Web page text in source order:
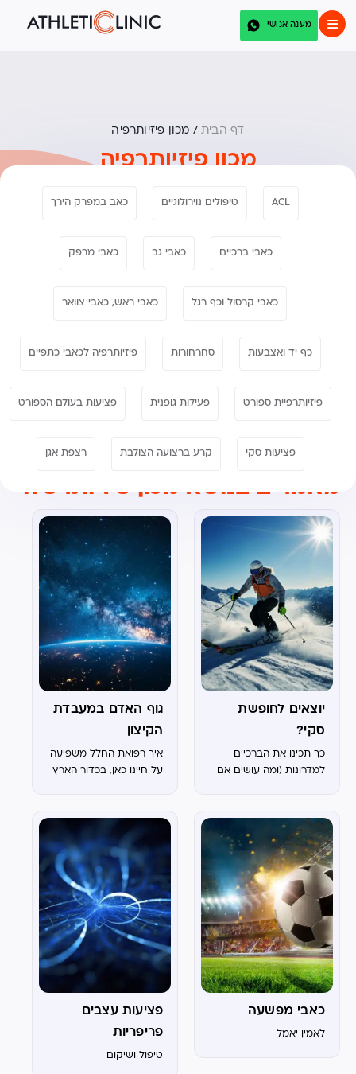
מענה אנושי
דף הבית/ מכון פיזיותרפיה
מכון פיזיותרפיה
ACL טיפולים נוירולוגיים כאב במפרק הירך
כאבי ברכיים כאבי גב כאבי מרפק
כאבי קרסול וכף רגל כאבי ראש, כאבי צוואר
כף יד ואצבעות סחרחורות פיזיותרפיה לכאבי כתפיים
פיזיותרפיית ספורט פעילות גופנית פציעות בעולם הספורט
פציעות סקי קרע ברצועה הצולבת רצפת אגן
מאמרים בנושא מכון פיזיותרפיה
יוצאים לחופשת
סקי?
כך תכינו את הברכיים
למדרונות (ומה עושים אם
גוף האדם במעבדת
הקיצון
איך רפואת החלל משפיעה
על חיינו כאן, בכדור הארץ
כאבי מפשעה
לאמין יאמל
פציעות עצבים
פריפריות
טיפול ושיקום